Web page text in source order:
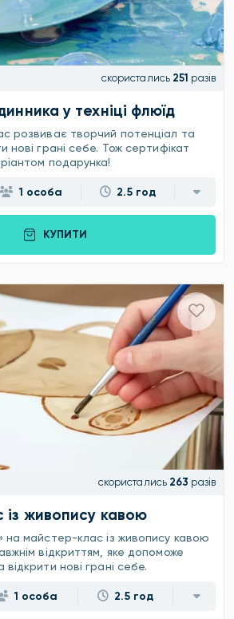
скористались 251 разів
у техніці флюїд
розвиває творчий потенціал та
нові грані себе. Тож сертифікат
подарунка!
1 особа 2.5 год
КУПИТИ
скористались 263 разів
живопису кавою
на майстер-клас із живопису кавою
відкриттям, яке допоможе
нові грані себе.
1 особа 2.5 год